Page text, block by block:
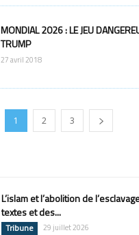
MONDIAL 2026 : LE JEU
TRUMP
27 avril 2018
1 2 3
L’islam et l’abolition de
textes et des...
Tribune 29 juillet 2026